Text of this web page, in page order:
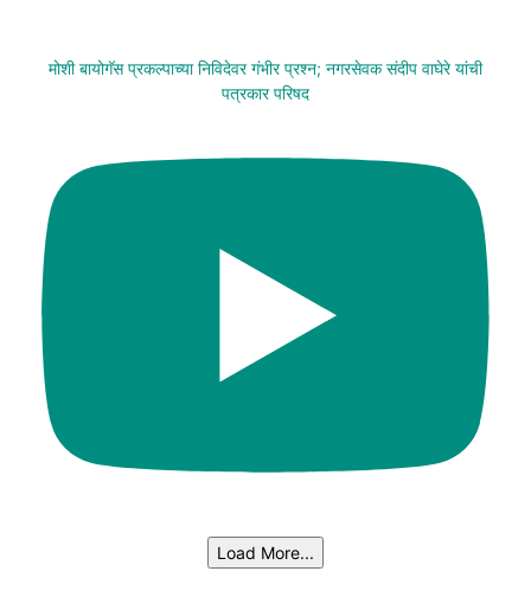
मोशी बायोगॅस प्रकल्पाच्या निविदेवर गंभीर प्रश्न; नगरसेवक संदीप वाघेरे यांची
पत्रकार परिषद
Load More...